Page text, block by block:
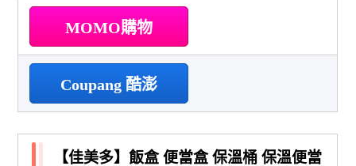
MOMO購物
Coupang 酷澎
【佳美多】飯盒 便當盒 保溫桶 保溫便當